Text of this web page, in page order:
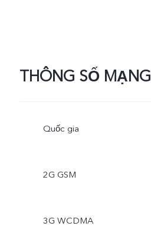
THÔNG SỐ MẠNG
Quốc gia
2G GSM
3G WCDMA